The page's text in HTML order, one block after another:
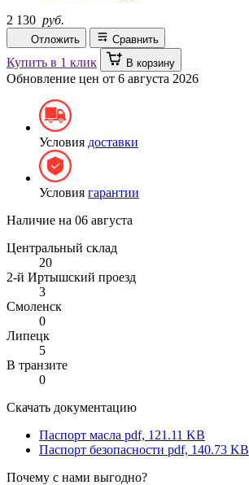
2 130 руб.
Отложить Сравнить
Купить в 1 клик В корзину
Обновление цен от 6 августа 2026
Условия доставки
Условия гарантии
Наличие на 06 августа
Центральный склад
20
2-й Иртышский проезд
3
Смоленск
0
Липецк
5
В транзите
0
Скачать документацию
Паспорт масла pdf, 121.11 KB
Паспорт безопасности pdf, 140.73 KB
Почему с нами выгодно?